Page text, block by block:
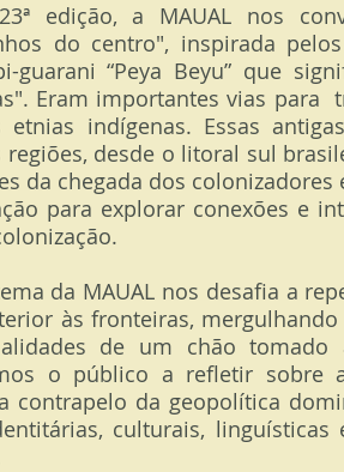
edição, a MAUAL nos
do centro", inspirada
guarani “Peya Beyu” que
Eram importantes vias para
etnias indígenas. Essas
regiões, desde o litoral sul
da chegada dos
para explorar conexões e
da MAUAL nos desafia a
às fronteiras,
de um chão
o público a refletir sobre
contrapelo da geopolítica
culturais,